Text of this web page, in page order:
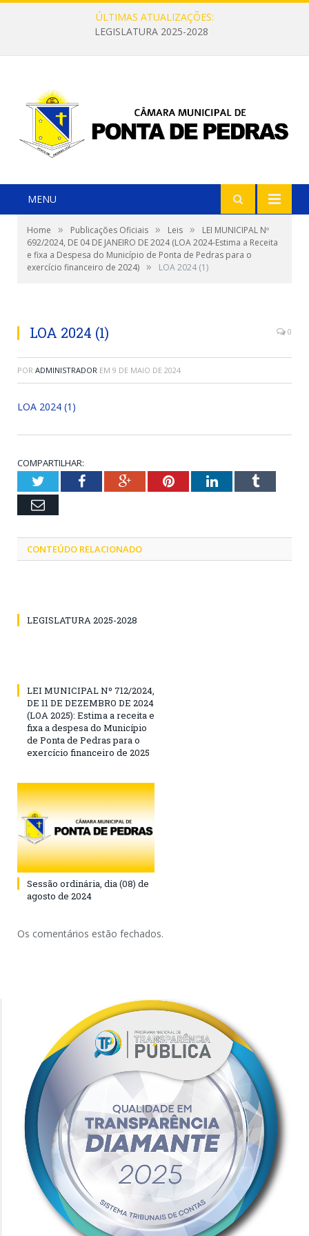
ÚLTIMAS ATUALIZAÇÕES:
LEGISLATURA 2025-2028
MENU
Home » Publicações Oficiais » Leis »
LEI MUNICIPAL Nº
692/2024, DE 04 DE JANEIRO DE 2024 (LOA 2024-Estima a Receita
e fixa a Despesa do Município de Ponta de Pedras para o
exercício financeiro de 2024) » LOA 2024 (1)
LOA 2024 (1) 0
POR ADMINISTRADOR EM 9 DE MAIO DE 2024
LOA 2024 (1)
COMPARTILHAR:
TwitterFacebookGoogle+PinterestLinkedInTumblr
Email
CONTEÚDO RELACIONADO
LEGISLATURA 2025-2028
LEI MUNICIPAL Nº 712/2024,
DE 11 DE DEZEMBRO DE 2024
(LOA 2025): Estima a receita e
fixa a despesa do Município
de Ponta de Pedras para o
exercício financeiro de 2025
Sessão ordinária, dia (08) de
agosto de 2024
Os comentários estão fechados.